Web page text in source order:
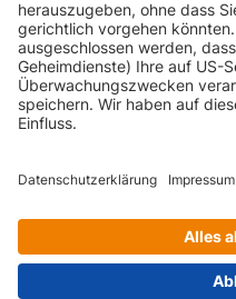
ZAHLUNGSARTEN
KONTAKT
GEPRÜFTE QUALITÄT
VERSANDARTEN